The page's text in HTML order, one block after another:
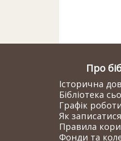
Про
Історична
Бібліотека
Графік
Як
Правила
Фонди та